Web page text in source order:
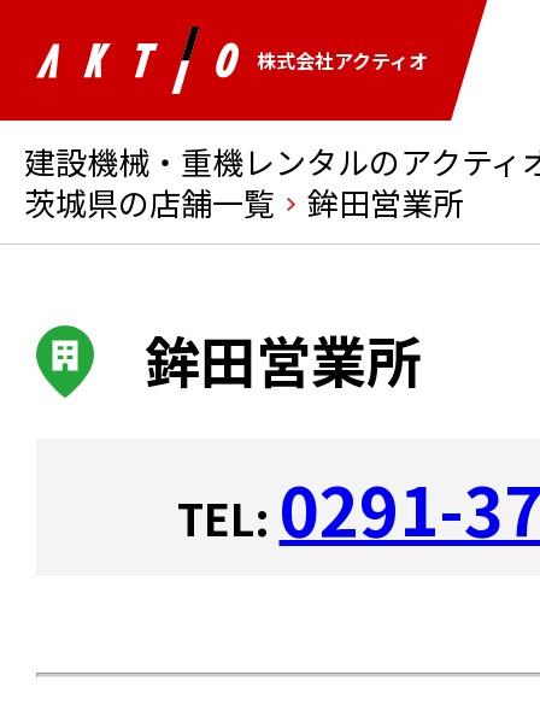
株式会社アクティオ
建設機械・重機レンタルのアクティ
茨城県の店舗一覧
鉾田営業所
鉾田営業所
TEL: 0291-